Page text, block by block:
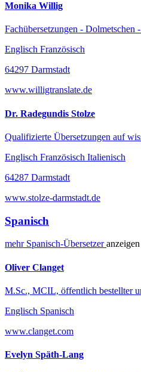
Monika Willig
Fachübersetzungen - Dolmetschen
Englisch Französisch
64297 Darmstadt
www.willigtranslate.de
Dr. Radegundis Stolze
Qualifizierte Übersetzungen auf
Englisch Französisch Italienisch
64287 Darmstadt
www.stolze-darmstadt.de
Spanisch
mehr Spanisch-Übersetzeranzeigen
Oliver Clanget
M.Sc., MCIL, öffentlich bestellter
Englisch Spanisch
www.clanget.com
Evelyn Späth-Lang